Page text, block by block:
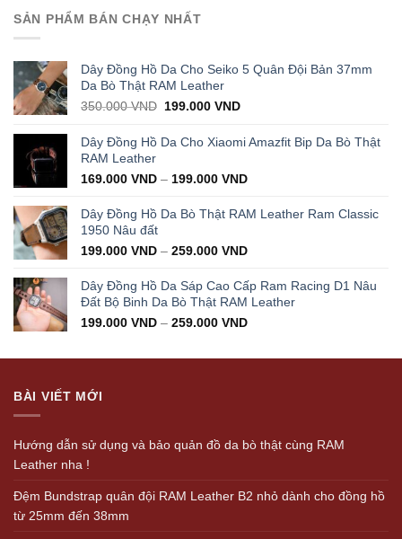
was:
1.000.000 VND.
SẢN PHẨM BÁN CHẠY NHẤT
Dây Đồng Hồ Da Cho Seiko 5 Quân Đội Bản 37mm
Da Bò Thật RAM Leather
350.000VND Original
was:
199.000VNDCurrent
is:
199.000 VND.
Dây Đồng Hồ Da Cho Xiaomi Amazfit Bip Da Bò Thật
RAM Leather
169.000 VND – 199.000 VND
Dây Đồng Hồ Da Bò Thật RAM Leather Ram Classic
1950 Nâu đất
199.000 VND – 259.000 VND
Dây Đồng Hồ Da Sáp Cao Cấp Ram Racing D1 Nâu
Đất Bộ Binh Da Bò Thật RAM Leather
199.000 VND – 259.000 VND
BÀI VIẾT MỚI
Hướng dẫn sử dụng và bảo quản đồ da bò thật cùng RAM
Leather nha !
Đệm Bundstrap quân đội RAM Leather B2 nhỏ dành cho đồng hồ
từ 25mm đến 38mm